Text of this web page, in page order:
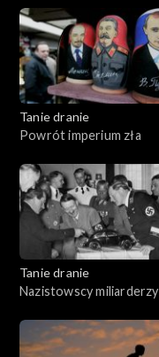
Tanie dranie
Powrót imperium zła
Tanie dranie
Nazistowscy miliarderzy